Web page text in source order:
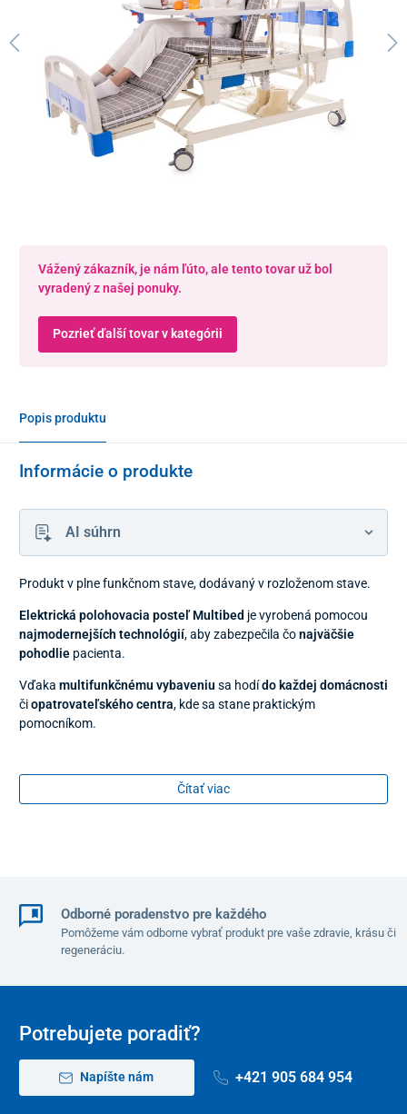
Vážený zákazník, je nám ľúto, ale tento tovar už bol
vyradený z našej ponuky.
Pozrieť ďalší tovar v kategórii
Popis produktu
Informácie o produkte
AI súhrn
Produkt v plne funkčnom stave, dodávaný v rozloženom stave.
Elektrická polohovacia posteľ Multibed je vyrobená pomocou
najmodernejších technológií, aby zabezpečila čonajväčšie
pohodlie pacienta.
Vďaka multifunkčnému vybaveniu sa hodído každej domácnosti
čiopatrovateľského centra, kde sa stane praktickým
pomocníkom.
Charakteristika základných funkcií
Čítať viac
Odborné poradenstvo pre každého
Pomôžeme vám odborne vybrať produkt pre vaše zdravie, krásu či
regeneráciu.
Potrebujete poradiť?
Napíšte nám +421 905 684 954